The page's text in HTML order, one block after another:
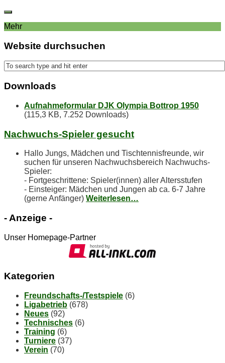
Mehr
Web­site durchsuchen
Down­loads
Aufnahmeformular DJK Olympia Bottrop 1950
(115,3 KB, 7.252 Downloads)
Nach­wuchs-Spie­ler gesucht
Hallo Jungs, Mädchen und Tischtennisfreunde, wir
suchen für unseren Nachwuchsbereich Nachwuchs-
Spieler:
- Fortgeschrittene: Spieler(innen) aller Altersstufen
- Einsteiger: Mädchen und Jungen ab ca. 6-7 Jahre
(gerne Anfänger) Weiterlesen…
- An­zei­ge -
Unser Homepage-Partner
Ka­te­go­rien
Freundschafts-/Testspiele (6)
Ligabetrieb (678)
Neues (92)
Technisches (6)
Training (6)
Turniere (37)
Verein (70)